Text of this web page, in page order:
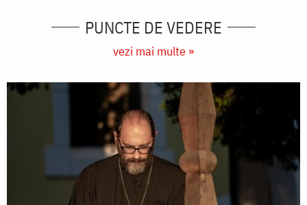
PUNCTE DE VEDERE
vezi mai multe »